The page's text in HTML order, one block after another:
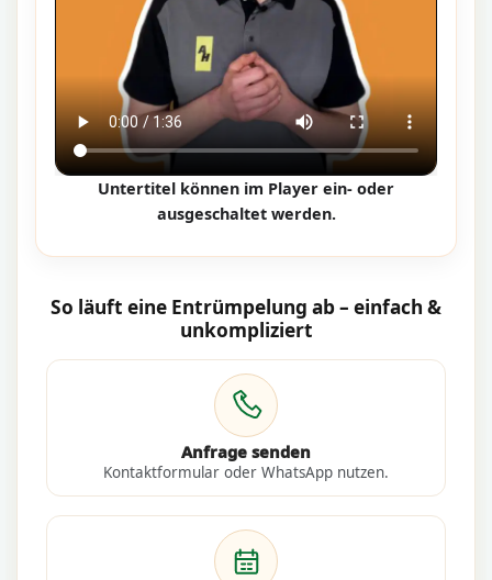
Untertitel können im Player ein- oder
ausgeschaltet werden.
So läuft eine Entrümpelung ab – einfach &
unkompliziert
Anfrage senden
Kontaktformular oder WhatsApp nutzen.